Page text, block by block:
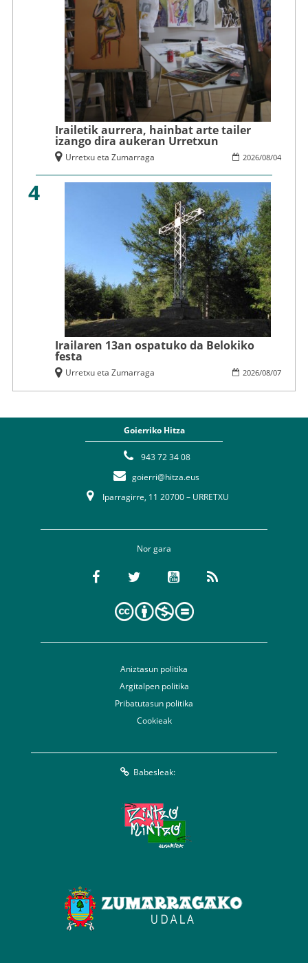
Irailetik aurrera, hainbat arte tailer
izango dira aukeran Urretxun
2026/08/04
Urretxu eta Zumarraga
4
Irailaren 13an ospatuko da Belokiko
festa
2026/08/07
Urretxu eta Zumarraga
Goierriko Hitza
943 72 34 08
goierri@hitza.eus
Iparragirre, 11 20700 – URRETXU
Nor gara
Aniztasun politika
Argitalpen politika
Pribatutasun politika
Cookieak
Babesleak: